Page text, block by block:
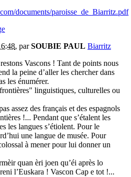
documents/paroisse_de_Biarritz.pdf
, parSOUBIE PAUL Biarritz
Vascons ! Tant de points nous
la peine d’aller les chercher dans
les énumérer.
linguistiques, culturelles ou
assez des français et des espagnols
!... Pendant que s’étalent les
les langues s’étiolent. Pour le
une langue de musée. Pour
à mener pour lui donner un
quan èri joen qu’éi après lo
l’Euskara ! Vascon Cap e tot !...